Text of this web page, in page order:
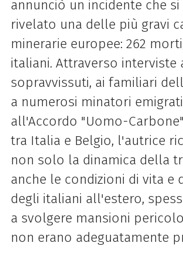
annunciò un incidente che
rivelato una delle più gravi
minerarie europee: 262
italiani. Attraverso interviste
sopravvissuti, ai familiari
a numerosi minatori
all'Accordo "Uomo-
tra Italia e Belgio, l'autrice
non solo la dinamica della
anche le condizioni di vita e
degli italiani all'estero,
a svolgere mansioni
non erano adeguatamente